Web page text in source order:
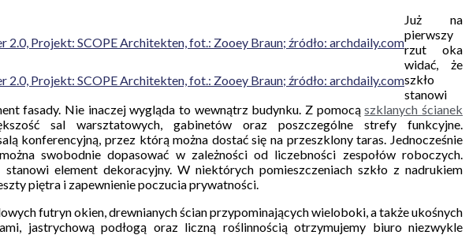
2.0, Projekt: SCOPE Architekten, fot.: Zooey Braun; źródło: archdaily.com
2.0, Projekt: SCOPE Architekten, fot.: Zooey Braun; źródło: archdaily.com
Już na
pierwszy
rzut oka
widać, że
szkło
stanowi
fasady. Nie inaczej wygląda to wewnątrz budynku. Z pomocąszklanych ścianek
sal warsztatowych, gabinetów oraz poszczególne strefy funkcyjne.
konferencyjną, przez którą można dostać się na przeszklony taras. Jednocześnie
swobodnie dopasować w zależności od liczebności zespołów roboczych.
element dekoracyjny. W niektórych pomieszczeniach szkło z nadrukiem
piętra i zapewnienie poczucia prywatności.
futryn okien, drewnianych ścian przypominających wieloboki, a także ukośnych
jastrychową podłogą oraz liczną roślinnością otrzymujemy biuro niezwykle